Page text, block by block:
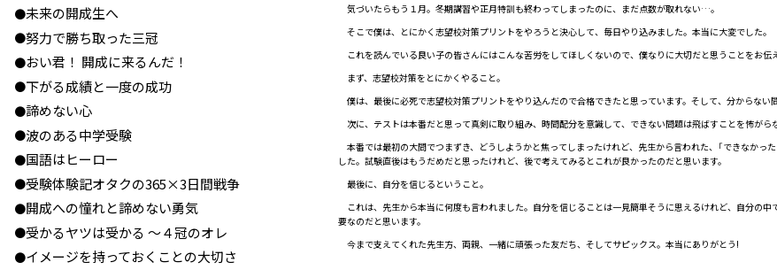
●未来の開成生へ
●努力で勝ち取った三冠
●おい君！ 開成に来るんだ！
●下がる成績と一度の成功
●諦めない心
●波のある中学受験
●国語はヒーロー
●受験体験記オタクの365×3日間戦争
●開成への憧れと諦めない勇気
●受かるヤツは受かる ～４冠のオレ
●イメージを持っておくことの大切さ
気づいたらもう１月。冬期講習や正月特訓も終わってしまったのに、まだ点数が取れない…。
そこで僕は、とにかく志望校対策プリントをやろうと決心して、毎日やり込みました。本当に大変でした。
これを読んでいる良い子の皆さんにはこんな苦労をしてほしくないので、僕なりに大切だと思うことをお伝
まず、志望校対策をとにかくやること。
僕は、最後に必死で志望校対策プリントをやり込んだので合格できたと思っています。そして、分からない
次に、テストは本番だと思って真剣に取り組み、時間配分を意識して、できない問題は飛ばすことを怖がら
本番では最初の大問でつまずき、どうしようかと焦ってしまったけれど、先生から言われた、「できなか
した。試験直後はもうだめだと思ったけれど、後で考えてみるとこれが良かったのだと思います。
最後に、自分を信じるということ。
これは、先生から本当に何度も言われました。自分を信じることは一見簡単そうに思えるけれど、自分の
要なのだと思います。
今まで支えてくれた先生方、両親、一緒に頑張った友だち、そしてサピックス。本当にありがとう!